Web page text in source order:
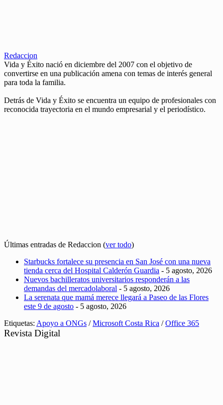
Redaccion
Vida y Éxito nació en diciembre del 2007 con el objetivo de
convertirse en una publicación amena con temas de interés general
para toda la familia.
Detrás de Vida y Éxito se encuentra un equipo de profesionales con
reconocida trayectoria en el mundo empresarial y el periodístico.
Últimas entradas de Redaccion (ver todo)
Starbucks fortalece su presencia en San José con una nueva
tienda cerca del Hospital Calderón Guardia - 5 agosto, 2026
Nuevos bachilleratos universitarios responderán a las
demandas del mercadolaboral - 5 agosto, 2026
La serenata que mamá merece llegará a Paseo de las Flores
este 9 de agosto - 5 agosto, 2026
Etiquetas: Apoyo a ONGs /Microsoft Costa Rica /Office 365
Revista Digital